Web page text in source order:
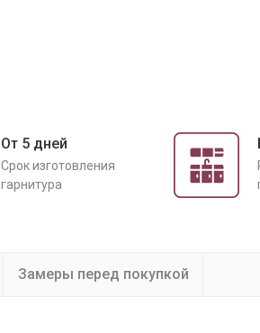
От 5 дней
Срок изготовления
гарнитура
Замеры перед покупкой